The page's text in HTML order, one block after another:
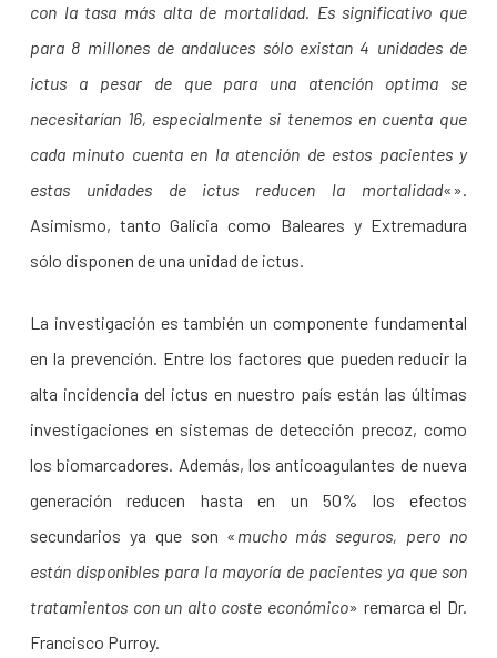
con la tasa más alta de mortalidad. Es significativo que
para 8 millones de andaluces sólo existan 4 unidades de
ictus a pesar de que para una atención optima se
necesitarían 16, especialmente si tenemos en cuenta que
cada minuto cuenta en la atención de estos pacientes y
estas unidades de ictus reducen la mortalidad«».
Asimismo, tanto Galicia como Baleares y Extremadura
sólo disponen de una unidad de ictus.
La investigación es también un componente fundamental
en la prevención. Entre los factores que pueden reducir la
alta incidencia del ictus en nuestro país están las últimas
investigaciones en sistemas de detección precoz, como
los biomarcadores. Además, los anticoagulantes de nueva
generación reducen hasta en un 50% los efectos
secundarios ya que son « mucho más seguros, pero no
están disponibles para la mayoría de pacientes ya que son
tratamientos con un alto coste económico» remarca el Dr.
Francisco Purroy.